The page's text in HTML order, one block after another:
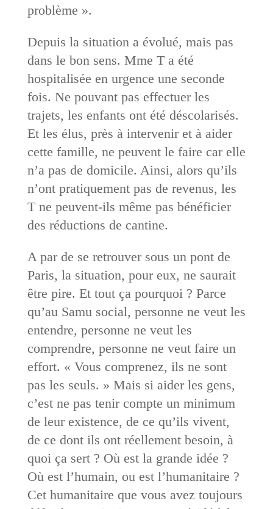
problème ».
Depuis la situation a évolué, mais pas
dans le bon sens. Mme T a été
hospitalisée en urgence une seconde
fois. Ne pouvant pas effectuer les
trajets, les enfants ont été déscolarisés.
Et les élus, près à intervenir et à aider
cette famille, ne peuvent le faire car elle
n’a pas de domicile. Ainsi, alors qu’ils
n’ont pratiquement pas de revenus, les
T ne peuvent-ils même pas bénéficier
des réductions de cantine.
A par de se retrouver sous un pont de
Paris, la situation, pour eux, ne saurait
être pire. Et tout ça pourquoi ? Parce
qu’au Samu social, personne ne veut les
entendre, personne ne veut les
comprendre, personne ne veut faire un
effort. « Vous comprenez, ils ne sont
pas les seuls. » Mais si aider les gens,
c’est ne pas tenir compte un minimum
de leur existence, de ce qu’ils vivent,
de ce dont ils ont réellement besoin, à
quoi ça sert ? Où est la grande idée ?
Où est l’humain, ou est l’humanitaire ?
Cet humanitaire que vous avez toujours